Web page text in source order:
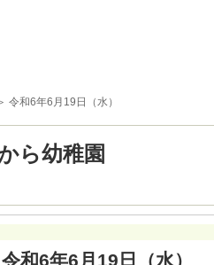
令和6年6月19日（水）
ら幼稚園
令和6年6月19日（水）